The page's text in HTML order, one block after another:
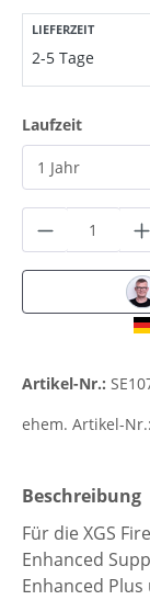
LIEFERZEIT
2-5 Tage
Laufzeit
Produkt
Artikel-Nr.:
ehem. Artikel-Nr.:
Beschreibung
Für die XGS
Enhanced
Enhanced